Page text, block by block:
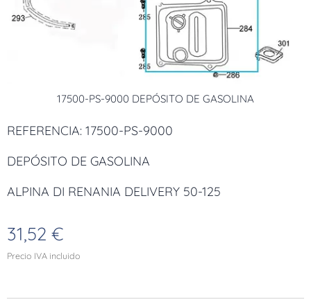
17500-PS-9000 DEPÓSITO DE GASOLINA
REFERENCIA: 17500-PS-9000
DEPÓSITO DE GASOLINA
ALPINA DI RENANIA DELIVERY 50-125
31,52 €
Precio IVA incluido